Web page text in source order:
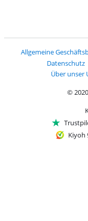
Allgemeine
Datenschutz
Über unser
©
Kiyoh